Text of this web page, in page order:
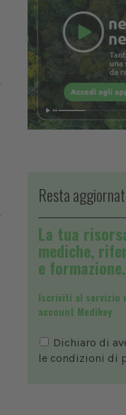
Resta
La tua
mediche,
e formazione.
Iscriviti al servizio
account Medikey
Dichiaro di
le condizioni di